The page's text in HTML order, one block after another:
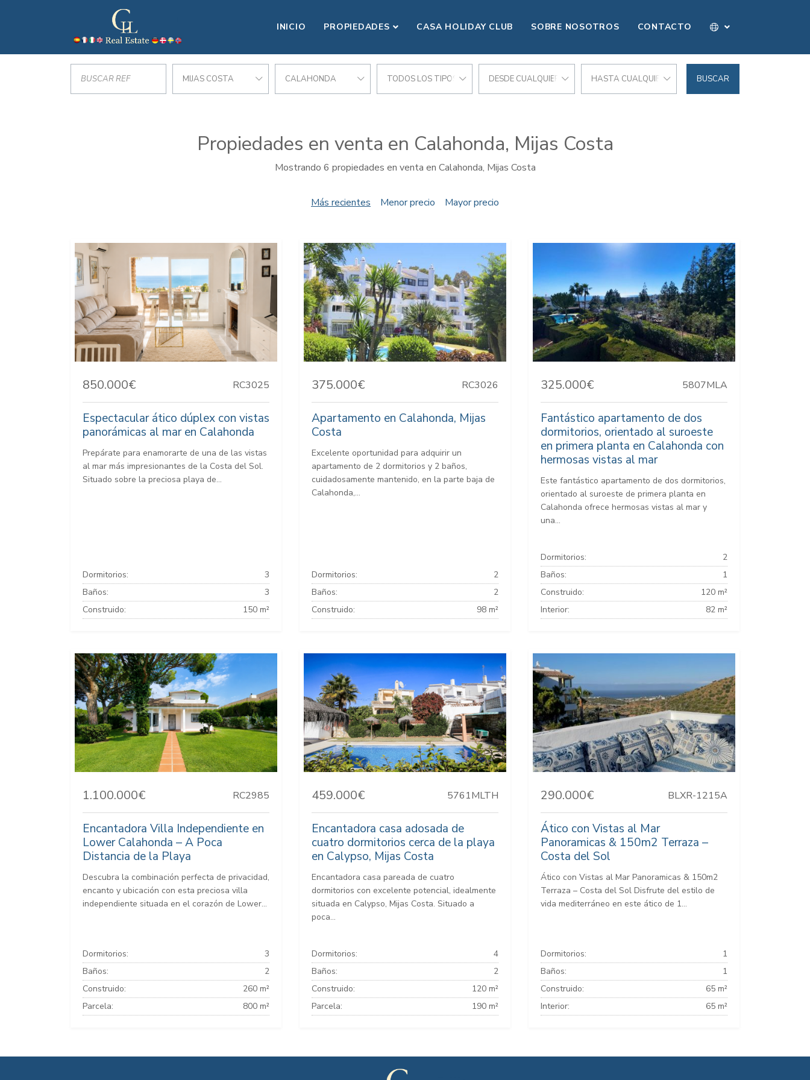
INICIO PROPIEDADES CASA HOLIDAY CLUB SOBRE NOSOTROS CONTACTO
MIJAS COSTA CALAHONDA TODOS LOS TIPOS DESDE CUALQUIER PRECIO HASTA CUALQUIER PRECIO BUSCAR
Propiedades en venta en Calahonda, Mijas Costa
Mostrando 6 propiedades en venta en Calahonda, Mijas Costa
Más recientes Menor precio Mayor precio
850.000€ RC3025
Espectacular ático dúplex con vistas
panorámicas al mar en Calahonda
Prepárate para enamorarte de una de las vistas
al mar más impresionantes de la Costa del Sol.
Situado sobre la preciosa playa de...
Dormitorios:
3
Baños:
3
Construido:
150 m²
375.000€ RC3026
Apartamento en Calahonda, Mijas
Costa
Excelente oportunidad para adquirir un
apartamento de 2 dormitorios y 2 baños,
cuidadosamente mantenido, en la parte baja de
Calahonda,...
Dormitorios:
2
Baños:
2
Construido:
98 m²
325.000€ 5807MLA
Fantástico apartamento de dos
dormitorios, orientado al suroeste
en primera planta en Calahonda con
hermosas vistas al mar
Este fantástico apartamento de dos dormitorios,
orientado al suroeste de primera planta en
Calahonda ofrece hermosas vistas al mar y
una...
Dormitorios:
2
Baños:
1
Construido:
120 m²
Interior:
82 m²
1.100.000€ RC2985
Encantadora Villa Independiente en
Lower Calahonda – A Poca
Distancia de la Playa
Descubra la combinación perfecta de privacidad,
encanto y ubicación con esta preciosa villa
independiente situada en el corazón de Lower...
Dormitorios:
3
Baños:
2
Construido:
260 m²
Parcela:
800 m²
459.000€ 5761MLTH
Encantadora casa adosada de
cuatro dormitorios cerca de la playa
en Calypso, Mijas Costa
Encantadora casa pareada de cuatro
dormitorios con excelente potencial, idealmente
situada en Calypso, Mijas Costa. Situado a
poca...
Dormitorios:
4
Baños:
2
Construido:
120 m²
Parcela:
190 m²
290.000€ BLXR-1215A
Ático con Vistas al Mar
Panoramicas & 150m2 Terraza –
Costa del Sol
Ático con Vistas al Mar Panoramicas & 150m2
Terraza – Costa del Sol Disfrute del estilo de
vida mediterráneo en este ático de 1...
Dormitorios:
1
Baños:
1
Construido:
65 m²
Interior:
65 m²